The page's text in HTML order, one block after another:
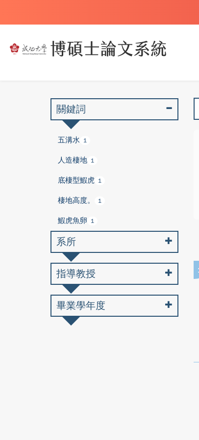
關鍵詞
五溝水 1
人造棲地 1
底棲型鰕虎 1
棲地高度。 1
鰕虎魚卵 1
系所
指導教授
畢業學年度